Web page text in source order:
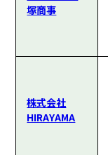
塚商事
株式会社
HIRAYAMA